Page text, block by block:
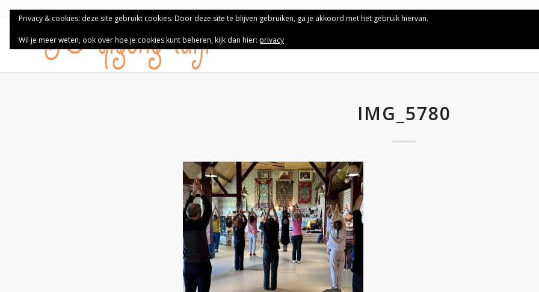
IMG_5780
Privacy & cookies: deze site gebruikt cookies. Door deze site te blijven gebruiken, ga je akkoord met het gebruik hiervan.
Wil je meer weten, ook over hoe je cookies kunt beheren, kijk dan hier: privacy